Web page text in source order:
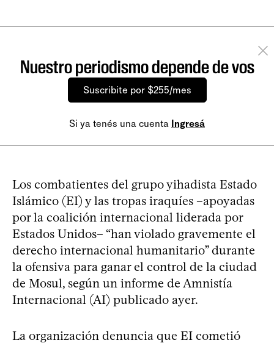
Nuestro periodismo depende de vos
Suscribite por $255/mes
Si ya tenés una cuenta Ingresá
Los combatientes del grupo yihadista Estado
Islámico (EI) y las tropas iraquíes –apoyadas
por la coalición internacional liderada por
Estados Unidos– “han violado gravemente el
derecho internacional humanitario” durante
la ofensiva para ganar el control de la ciudad
de Mosul, según un informe de Amnistía
Internacional (AI) publicado ayer.
La organización denuncia que EI cometió